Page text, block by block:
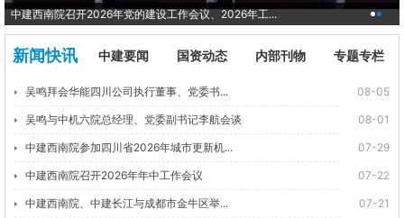
中建西南院召开2026年党的建设工作会议、2026年工...
新闻快讯 中建要闻 国资动态 内部刊物 专题专栏
08-05
吴鸣拜会华能四川公司执行董事、党委书...
08-01
吴鸣与中机六院总经理、党委副书记李航会谈
07-29
中建西南院参加四川省2026年城市更新机...
07-22
中建西南院召开2026年年中工作会议
07-21
中建西南院、中建长江与成都市金牛区举...